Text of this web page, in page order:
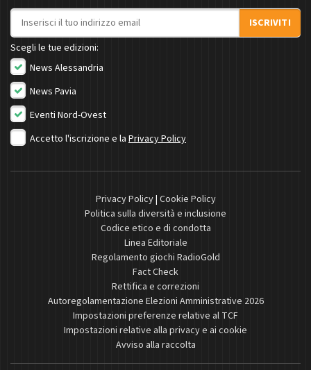
Indirizzo email
ISCRIVITI
Scegli le tue edizioni:
News Alessandria
News Pavia
Eventi Nord-Ovest
Accetto l'iscrizione e la Privacy Policy
Privacy Policy| Cookie Policy
Politica sulla diversità e inclusione
Codice etico e di condotta
Linea Editoriale
Regolamento giochi RadioGold
Fact Check
Rettifica e correzioni
Autoregolamentazione Elezioni Amministrative 2026
Impostazioni preferenze relative al TCF
Impostazioni relative alla privacy e ai cookie
Avviso alla raccolta